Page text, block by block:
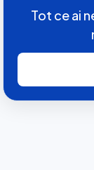
Tot ce ai